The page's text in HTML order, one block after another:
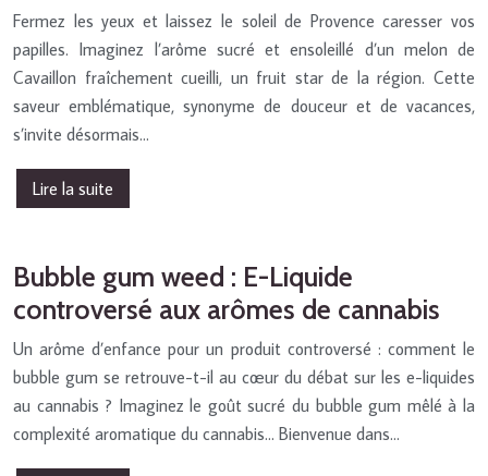
Fermez les yeux et laissez le soleil de Provence caresser vos
papilles. Imaginez l’arôme sucré et ensoleillé d’un melon de
Cavaillon fraîchement cueilli, un fruit star de la région. Cette
saveur emblématique, synonyme de douceur et de vacances,
s’invite désormais…
Lire la suite
Bubble gum weed : E-Liquide
controversé aux arômes de cannabis
Un arôme d’enfance pour un produit controversé : comment le
bubble gum se retrouve-t-il au cœur du débat sur les e-liquides
au cannabis ? Imaginez le goût sucré du bubble gum mêlé à la
complexité aromatique du cannabis… Bienvenue dans…